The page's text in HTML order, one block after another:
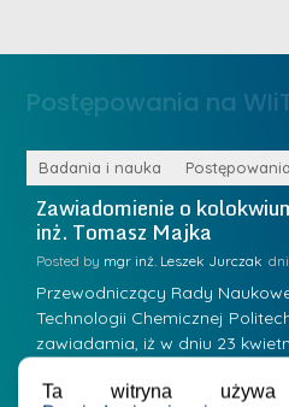
Postępowania na
Badania i nauka
Zawiadomienie o
inż. Tomasz Majka
Posted by mgr inż. Leszek Jurczak
Przewodniczący Rady
Technologii Chemicznej
zawiadamia, iż w dniu 23
(Kraków, ul. Warszawska 24,
d
a
e
W
a
r
s
z
a
ż
M
r
i
K
u
r
a
ń
Ta witryna używa